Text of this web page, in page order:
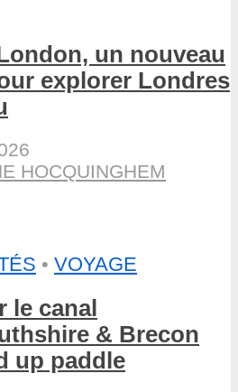
un nouveau
explorer Londres
HOCQUINGHEM
• VOYAGE
le canal
& Brecon
up paddle